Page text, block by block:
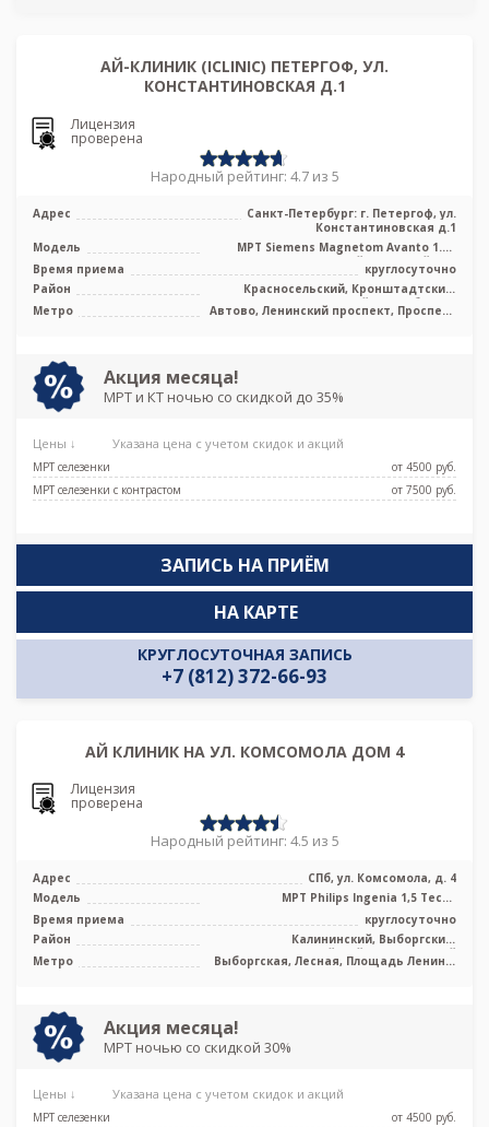
АЙ-КЛИНИК (ICLINIC) ПЕТЕРГОФ, УЛ.
КОНСТАНТИНОВСКАЯ Д.1
Лицензия
проверена
Народный рейтинг: 4.7 из 5
Адрес
Санкт-Петербург: г. Петергоф, ул.
Константиновская д.1
Модель
МРТ Siemens Magnetom Avanto 1.5T
высокопольный закрытый тип
Время приема
круглосуточно
Район
Красносельский, Кронштадтский,
Петродворцовый, Лен. область
Метро
Автово, Ленинский проспект, Проспект
Акция месяца!
МРТ и КТ ночью со скидкой до 35%
Цены ↓ Указана цена с учетом скидок и акций
МРТ селезенки
от 4500 pуб.
МРТ селезенки с контрастом
от 7500 pуб.
ЗАПИСЬ НА ПРИЁМ
КРУГЛОСУТОЧНАЯ ЗАПИСЬ
+7 (812) 372-66-93
НА КАРТЕ
АЙ КЛИНИК НА УЛ. КОМСОМОЛА ДОМ 4
Лицензия
проверена
Народный рейтинг: 4.5 из 5
Адрес
СПб, ул. Комсомола, д. 4
Модель
МРТ Philips Ingenia 1,5 Тесла
Время приема
круглосуточно
Район
Калининский, Выборгский,
Красногвардейский, Центральный
Метро
Выборгская, Лесная, Площадь Ленина,
Акция месяца!
МРТ ночью со скидкой 30%
Цены ↓ Указана цена с учетом скидок и акций
МРТ селезенки
от 4500 pуб.